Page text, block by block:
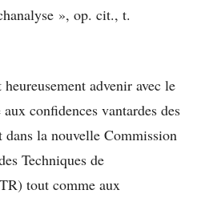
», op. cit., t.
advenir avec le
confidences vantardes des
dans la nouvelle Commission
Techniques de
tout comme aux